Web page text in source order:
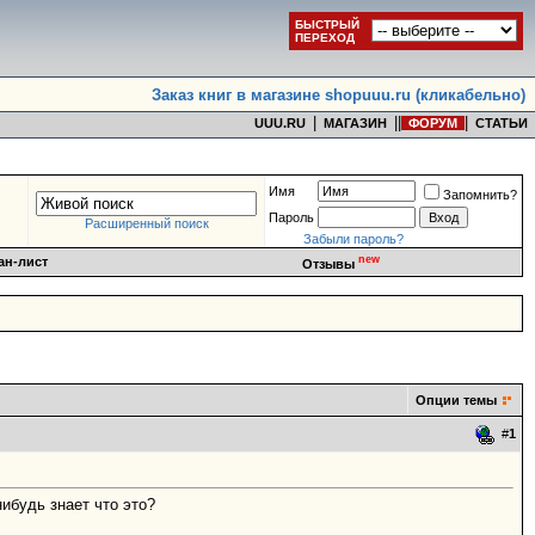
БЫСТРЫЙ
ПЕРЕХОД
Заказ книг в магазине shopuuu.ru (кликабельно)
UUU.RU МАГАЗИН ФОРУМ СТАТЬИ
Расширенный поиск
Имя
Запомнить?
Пароль
Забыли пароль?
лист
Отзывы new
Опции темы
#1
знает что это?